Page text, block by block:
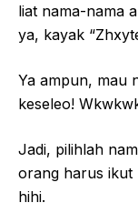
liat nama-nama
ya, kayak
Ya ampun, mau
keseleo!
Jadi, pilihlah
orang harus
hihi.